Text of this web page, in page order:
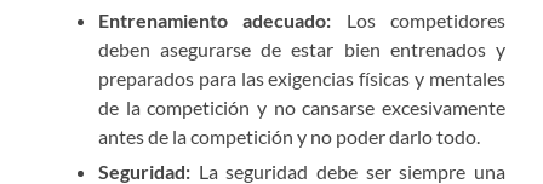
Entrenamiento adecuado: Los competidores
deben asegurarse de estar bien entrenados y
preparados para las exigencias físicas y mentales
de la competición y no cansarse excesivamente
antes de la competición y no poder darlo todo.
Seguridad: La seguridad debe ser siempre una